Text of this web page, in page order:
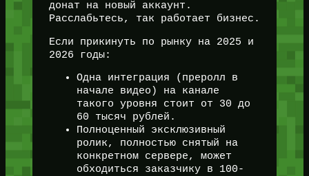
донат на новый аккаунт.
Расслабьтесь, так работает бизнес.
Если прикинуть по рынку на 2025 и
2026 годы:
Одна интеграция (преролл в
начале видео) на канале
такого уровня стоит от 30 до
60 тысяч рублей.
Полноценный эксклюзивный
ролик, полностью снятый на
конкретном сервере, может
обходиться заказчику в 100-